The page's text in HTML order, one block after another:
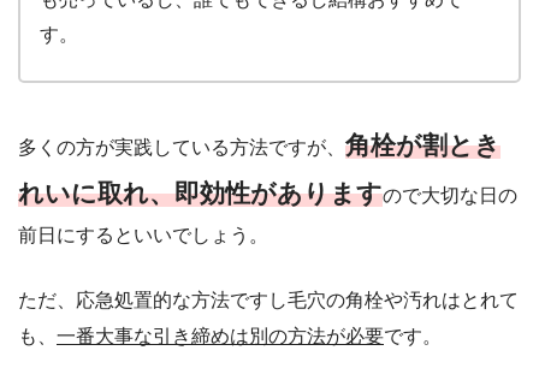
す。
多くの方が実践している方法ですが、 角栓が割とき
れいに取れ、即効性がありますので大切な日の
前日にするといいでしょう。
ただ、応急処置的な方法ですし毛穴の角栓や汚れはとれて
も、 一番大事な引き締めは別の方法が必要です。